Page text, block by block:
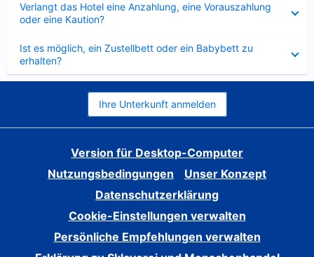
Verlangt das Hotel eine Anzahlung, eine Vorauszahlung
oder eine Kaution?
Ist es möglich, ein Zustellbett oder ein Babybett zu
erhalten?
Ihre Unterkunft anmelden
Version für Desktop-Computer
Nutzungsbedingungen
Unser Konzept
Datenschutzerklärung
Cookie-Einstellungen verwalten
Persönliche Empfehlungen verwalten